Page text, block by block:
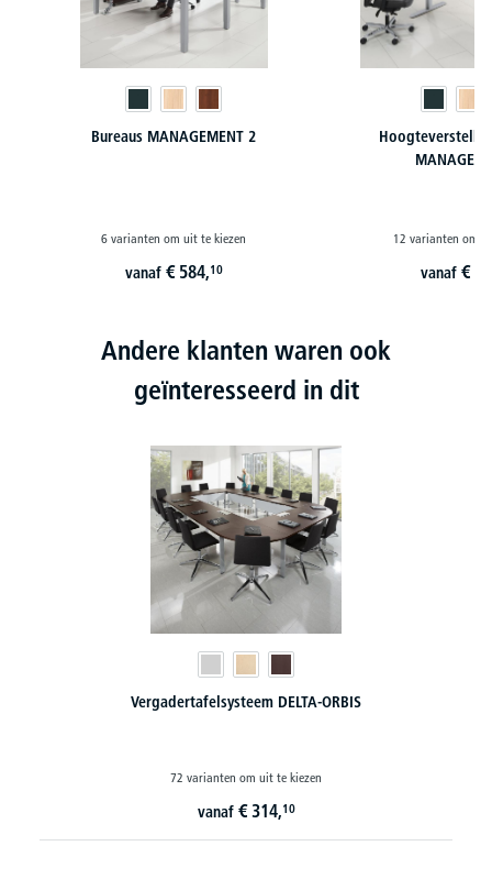
Bureaus MANAGEMENT 2
6 varianten om uit te kiezen
vanaf € 584,10
12 varianten om
vanaf €
Andere klanten waren ook
geïnteresseerd in dit
Conferentietafel OVO - extra lang tot 5500 mm
20 varianten om uit te kiezen
vanaf € 989,10